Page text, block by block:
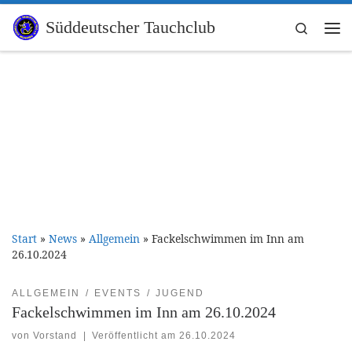
Zum Inhalt springen
Süddeutscher Tauchclub
Search
Start » News » Allgemein » Fackelschwimmen im Inn am
26.10.2024
ALLGEMEIN EVENTS JUGEND
Fackelschwimmen im Inn am 26.10.2024
von Vorstand Veröffentlicht am26.10.2024